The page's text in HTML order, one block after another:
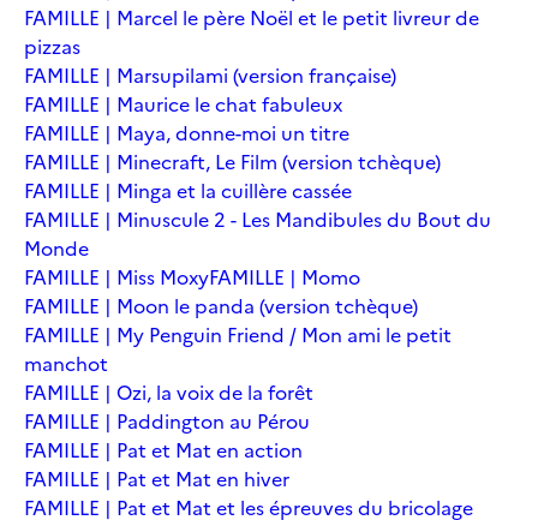
FAMILLE | Marcel le père Noël et le petit livreur de
pizzas
FAMILLE | Marsupilami (version française)
FAMILLE | Maurice le chat fabuleux
FAMILLE | Maya, donne-moi un titre
FAMILLE | Minecraft, Le Film (version tchèque)
FAMILLE | Minga et la cuillère cassée
FAMILLE | Minuscule 2 - Les Mandibules du Bout du
Monde
FAMILLE | Miss MoxyFAMILLE | Momo
FAMILLE | Moon le panda (version tchèque)
FAMILLE | My Penguin Friend / Mon ami le petit
manchot
FAMILLE | Ozi, la voix de la forêt
FAMILLE | Paddington au Pérou
FAMILLE | Pat et Mat en action
FAMILLE | Pat et Mat en hiver
FAMILLE | Pat et Mat et les épreuves du bricolage